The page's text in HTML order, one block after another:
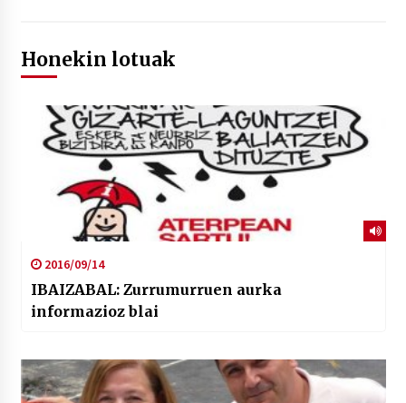
Honekin lotuak
2016/09/14
IBAIZABAL: Zurrumurruen aurka
informazioz blai